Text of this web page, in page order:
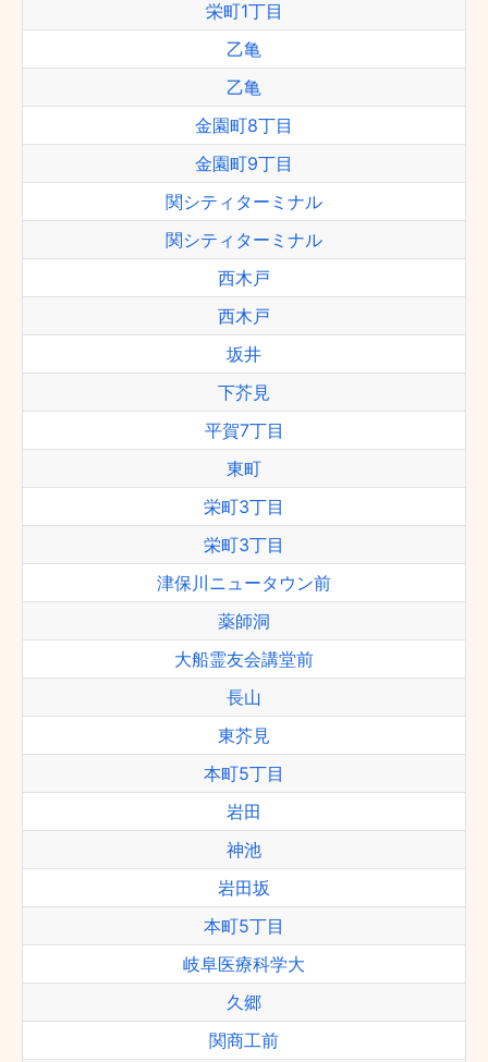
栄町1丁目
乙亀
乙亀
金園町8丁目
金園町9丁目
関シティターミナル
関シティターミナル
西木戸
西木戸
坂井
下芥見
平賀7丁目
東町
栄町3丁目
栄町3丁目
津保川ニュータウン前
薬師洞
大船霊友会講堂前
長山
東芥見
本町5丁目
岩田
神池
岩田坂
本町5丁目
岐阜医療科学大
久郷
関商工前